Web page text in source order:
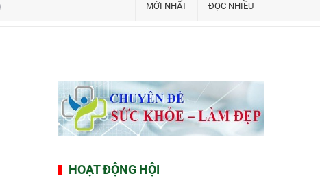
MỚI NHẤT ĐỌC NHIỀU
HOẠT ĐỘNG HỘI